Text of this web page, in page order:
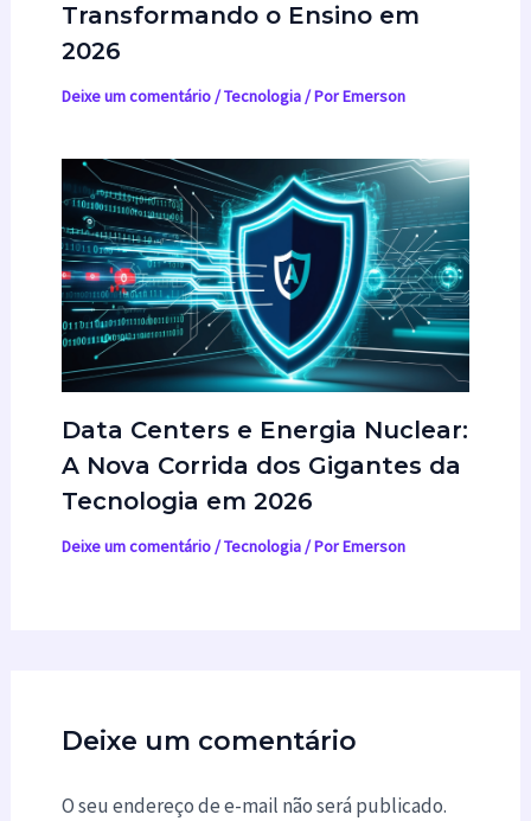
Transformando o Ensino em
2026
Deixe um comentário/Tecnologia/ PorEmerson
Data Centers e Energia Nuclear:
A Nova Corrida dos Gigantes da
Tecnologia em 2026
Deixe um comentário/Tecnologia/ PorEmerson
Deixe um comentário
O seu endereço de e-mail não será publicado.